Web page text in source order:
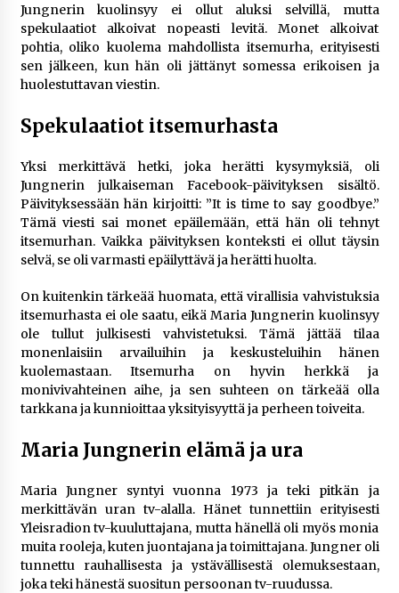
Uutisankkuri Jan Andersson vaimo – faktat ja
huhut
4 viikkoa sitten
4 viikkoa sitten
10 euron talletuskasinot ja pikamaksut: mitä
suomalaisten pelaajien on hyvä tietää
1 kuukausi sitten
Jungnerin kuolinsyy ei ollut aluksi selvillä, mutta
spekulaatiot alkoivat nopeasti levitä. Monet alkoivat
pohtia, oliko kuolema mahdollista itsemurha, erityisesti
sen jälkeen, kun hän oli jättänyt somessa erikoisen ja
huolestuttavan viestin.
Spekulaatiot itsemurhasta
Yksi merkittävä hetki, joka herätti kysymyksiä, oli
Jungnerin julkaiseman Facebook-päivityksen sisältö.
Päivityksessään hän kirjoitti: ”It is time to say goodbye.”
Tämä viesti sai monet epäilemään, että hän oli tehnyt
itsemurhan. Vaikka päivityksen konteksti ei ollut täysin
selvä, se oli varmasti epäilyttävä ja herätti huolta.
On kuitenkin tärkeää huomata, että virallisia vahvistuksia
itsemurhasta ei ole saatu, eikä Maria Jungnerin kuolinsyy
ole tullut julkisesti vahvistetuksi. Tämä jättää tilaa
monenlaisiin arvailuihin ja keskusteluihin hänen
kuolemastaan. Itsemurha on hyvin herkkä ja
monivivahteinen aihe, ja sen suhteen on tärkeää olla
tarkkana ja kunnioittaa yksityisyyttä ja perheen toiveita.
Maria Jungnerin elämä ja ura
Maria Jungner syntyi vuonna 1973 ja teki pitkän ja
merkittävän uran tv-alalla. Hänet tunnettiin erityisesti
Yleisradion tv-kuuluttajana, mutta hänellä oli myös monia
muita rooleja, kuten juontajana ja toimittajana. Jungner oli
tunnettu rauhallisesta ja ystävällisestä olemuksestaan,
joka teki hänestä suositun persoonan tv-ruudussa.